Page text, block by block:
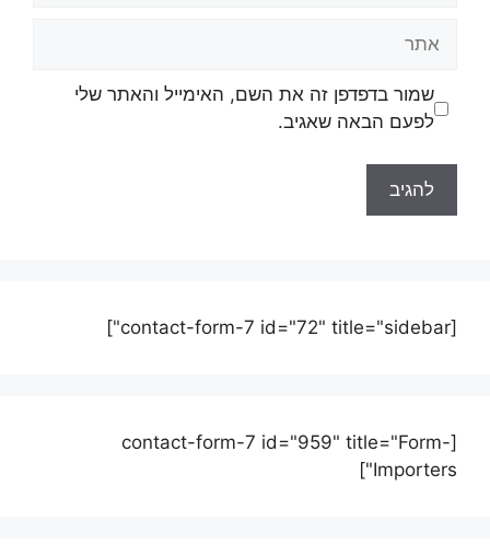
שמור בדפדפן זה את השם, האימייל והאתר שלי
לפעם הבאה שאגיב.
[contact-form-7 id="72" title="sidebar"]
[contact-form-7 id="959" title="Form-
Importers"]